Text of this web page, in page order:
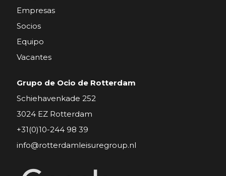
Empresas
Socios
Equipo
Vacantes
Grupo de Ocio de Rotterdam
Schiehavenkade 252
3024 EZ Rotterdam
+31(0)10-244 98 39
info@rotterdamleisuregroup.nl